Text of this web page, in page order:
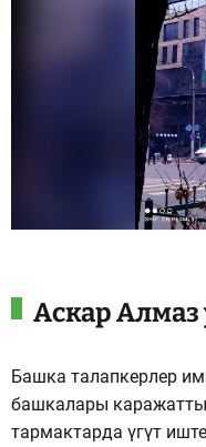
Аскар Алмаз
Башка талапкерлер
башкалары
тармактарда үгүт